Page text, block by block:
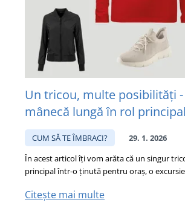
Un tricou, multe posibilități
mânecă lungă în rol principal
CUM SĂ TE ÎMBRACI?
29. 1. 2026
În acest articol îți vom arăta că un singur
principal într-o ținută pentru oraș, o
Citește mai multe